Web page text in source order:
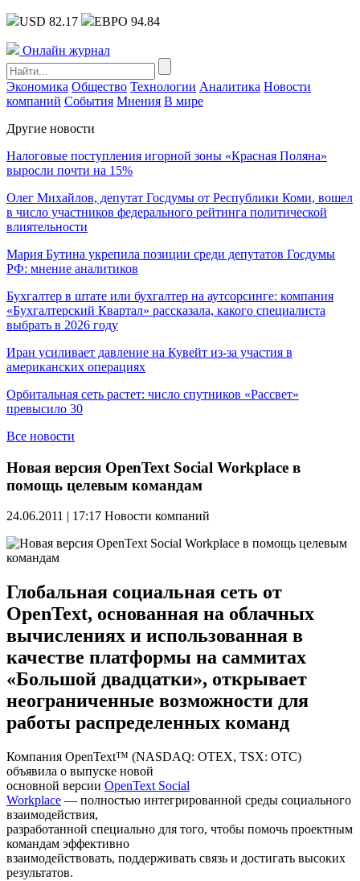
USD 82.17 ЕВРО 94.84
Онлайн журнал
Экономика Общество Технологии Аналитика Новости
компаний События Мнения В мире
Другие новости
Налоговые поступления игорной зоны «Красная Поляна»
выросли почти на 15%
Олег Михайлов, депутат Госдумы от Республики Коми, вошел
в число участников федерального рейтинга политической
влиятельности
Мария Бутина укрепила позиции среди депутатов Госдумы
РФ: мнение аналитиков
Бухгалтер в штате или бухгалтер на аутсорсинге: компания
«Бухгалтерский Квартал» рассказала, какого специалиста
выбрать в 2026 году
Иран усиливает давление на Кувейт из-за участия в
американских операциях
Орбитальная сеть растет: число спутников «Рассвет»
превысило 30
Все новости
Новая версия OpenText Social Workplace в
помощь целевым командам
24.06.2011 | 17:17 Новости компаний
Глобальная социальная сеть от
OpenText, основанная на облачных
вычислениях и использованная в
качестве платформы на саммитах
«Большой двадцатки», открывает
неограниченные возможности для
работы распределенных команд
Компания OpenText™ (NASDAQ: OTEX, TSX: OTC)
объявила о выпуске новой
основной версии OpenText Social
Workplace — полностью интегрированной среды социального
взаимодействия,
разработанной специально для того, чтобы помочь проектным
командам эффективно
взаимодействовать, поддерживать связь и достигать высоких
результатов.